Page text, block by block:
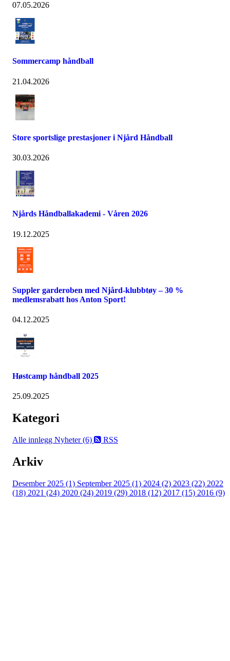
07.05.2026
Sommercamp håndball
21.04.2026
Store sportslige prestasjoner i Njård Håndball
30.03.2026
Njårds Håndballakademi - Våren 2026
19.12.2025
Suppler garderoben med Njård-klubbtøy – 30 %
medlemsrabatt hos Anton Sport!
04.12.2025
Høstcamp håndball 2025
25.09.2025
Kategori
Alle innlegg Nyheter (6) RSS
Arkiv
Desember 2025 (1) September 2025 (1) 2024 (2) 2023 (22) 2022
(18) 2021 (24) 2020 (24) 2019 (29) 2018 (12) 2017 (15) 2016 (9)